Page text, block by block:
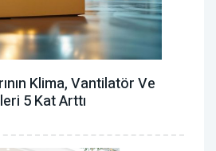
Klima, Vantilatör ‎ve
5 Kat Arttı